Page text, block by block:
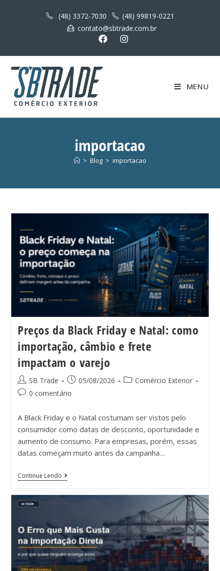
(48) 3372-7030
(48) 99819-0221
contato@sbtrade.com.br
MENU
importacao
> Blog > importacao
Preços da Black Friday e Natal: como
importação, câmbio e frete
impactam o varejo
SB Trade 05/08/2026
Comércio Exterior
0 comentário
A Black Friday e o Natal costumam ser vistos pelo
consumidor como datas de desconto, oportunidade e
aumento de consumo. Para empresas, porém, essas
datas começam muito antes da campanha…
Continue Lendo